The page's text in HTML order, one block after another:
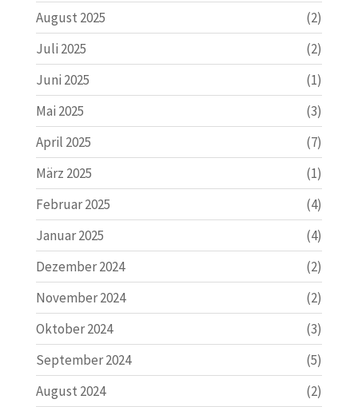
August 2025
(2)
Juli 2025
(2)
Juni 2025
(1)
Mai 2025
(3)
April 2025
(7)
März 2025
(1)
Februar 2025
(4)
Januar 2025
(4)
Dezember 2024
(2)
November 2024
(2)
Oktober 2024
(3)
September 2024
(5)
August 2024
(2)